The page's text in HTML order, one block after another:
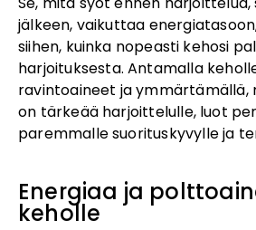
jälkeen, vaikuttaa
siihen, kuinka nopeasti kehosi
harjoituksesta. Antamalla
ravintoaineet ja ymmärtämällä,
on tärkeää harjoittelulle, luot
paremmalle suorituskyvylle ja
Energiaa ja
keholle